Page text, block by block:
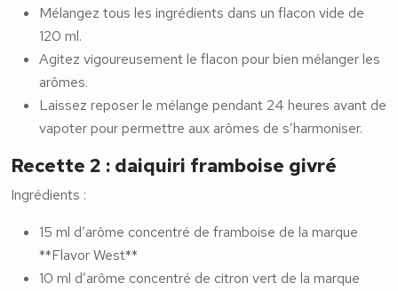
Mélangez tous les ingrédients dans un flacon vide de
120 ml.
Agitez vigoureusement le flacon pour bien mélanger les
arômes.
Laissez reposer le mélange pendant 24 heures avant de
vapoter pour permettre aux arômes de s’harmoniser.
Recette 2 : daiquiri framboise givré
Ingrédients :
15 ml d’arôme concentré de framboise de la marque
**Flavor West**
10 ml d’arôme concentré de citron vert de la marque